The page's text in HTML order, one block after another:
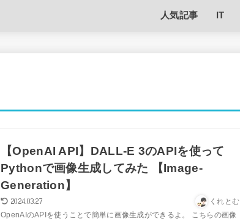
人気記事 IT
【OpenAI API】DALL-E 3のAPIを使って
Pythonで画像生成してみた 【Image-
Generation】
2024.03.27 くれとむ
OpenAIのAPIを使うことで簡単に画像生成ができるよ。 こちらの画像